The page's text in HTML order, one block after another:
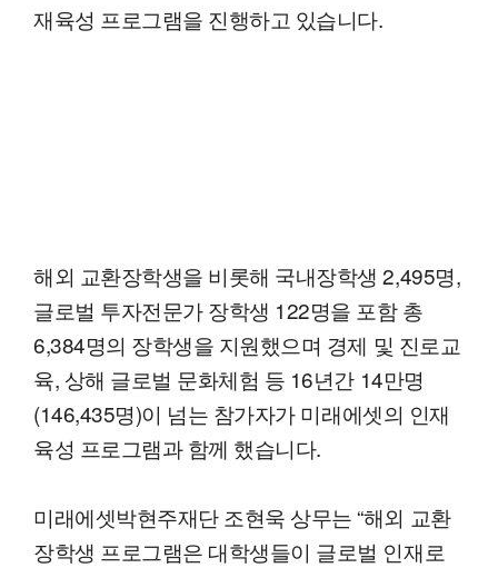
재육성 프로그램을 진행하고 있습니다.
해외 교환장학생을 비롯해 국내장학생 2,495명,
글로벌 투자전문가 장학생 122명을 포함 총
6,384명의 장학생을 지원했으며 경제 및 진로교
육, 상해 글로벌 문화체험 등 16년간 14만명
(146,435명)이 넘는 참가자가 미래에셋의 인재
육성 프로그램과 함께 했습니다.
미래에셋박현주재단 조현욱 상무는 “해외 교환
장학생 프로그램은 대학생들이 글로벌 인재로